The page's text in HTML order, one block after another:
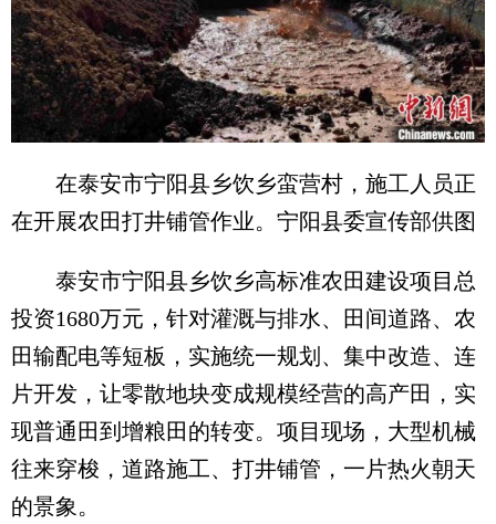
在泰安市宁阳县乡饮乡蛮营村，施工人员正
在开展农田打井铺管作业。宁阳县委宣传部供图
泰安市宁阳县乡饮乡高标准农田建设项目总
投资1680万元，针对灌溉与排水、田间道路、农
田输配电等短板，实施统一规划、集中改造、连
片开发，让零散地块变成规模经营的高产田，实
现普通田到增粮田的转变。项目现场，大型机械
往来穿梭，道路施工、打井铺管，一片热火朝天
的景象。